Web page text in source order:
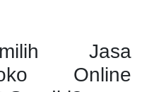
Jasa
Online